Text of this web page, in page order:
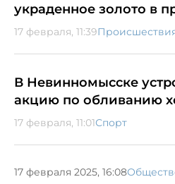
украденное золото в
17 февраля, 11:39
В Невинномысске
акцию по обливанию
17 февраля, 11:01Спорт
17 февраля 2025, 16:08